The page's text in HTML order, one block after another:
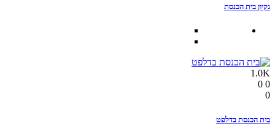
נקיון בית הכנסת
1.0K
0
0
0
בית הכנסת בדלפט